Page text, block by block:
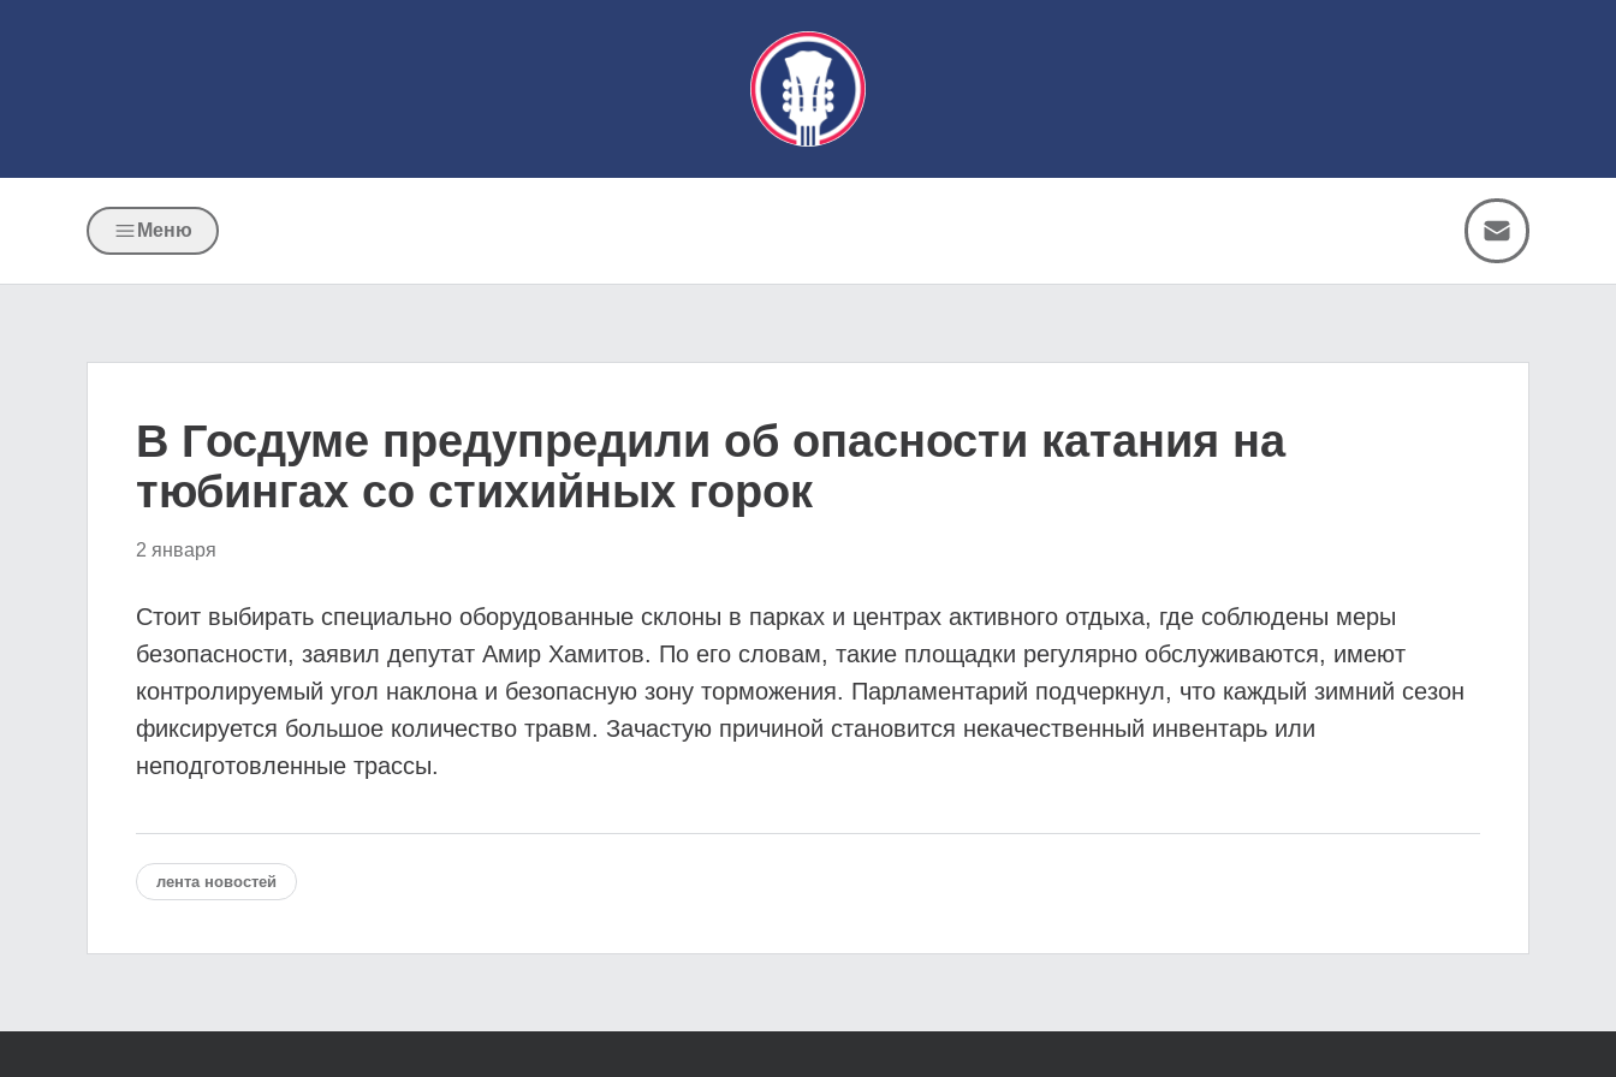
Меню
В Госдуме предупредили об опасности катания на
тюбингах со стихийных горок
2 января
Стоит выбирать специально оборудованные склоны в парках и центрах активного отдыха, где соблюдены меры
безопасности, заявил депутат Амир Хамитов. По его словам, такие площадки регулярно обслуживаются, имеют
контролируемый угол наклона и безопасную зону торможения. Парламентарий подчеркнул, что каждый зимний сезон
фиксируется большое количество травм. Зачастую причиной становится некачественный инвентарь или
неподготовленные трассы.
лента новостей